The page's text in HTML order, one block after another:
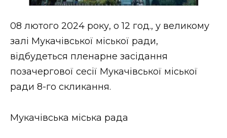
Втрачений Ужгород (відеоверсія)
ЗАКАРПАТСЬКІ НОВИНИ
08 лютого 2024 року, о 12 год., у великому
залі Мукачівської міської ради,
відбудеться пленарне засідання
позачергової сесії Мукачівської міської
ради 8-го скликання.
Мукачівська міська рада